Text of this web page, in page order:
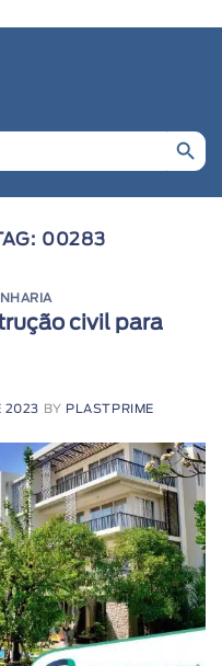
Search
00283
civil para
2023 BY PLASTPRIME